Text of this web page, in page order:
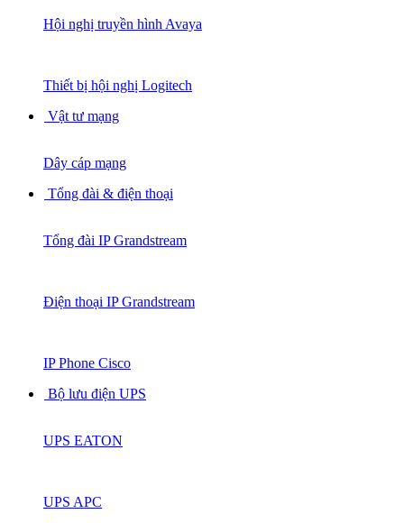
Hội nghị truyền hình Avaya
Thiết bị hội nghị Logitech
Vật tư mạng
Dây cáp mạng
Tổng đài & điện thoại
Tổng đài IP Grandstream
Điện thoại IP Grandstream
IP Phone Cisco
Bộ lưu điện UPS
UPS EATON
UPS APC